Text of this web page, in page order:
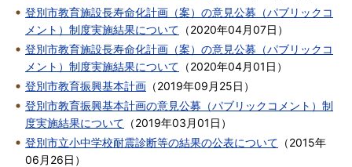
登別市教育施設長寿命化計画（案）の意見公募（パブリックコ
メント）制度実施結果について （2020年04月07日 ）
登別市教育施設長寿命化計画（案）の意見公募（パブリックコ
メント）制度実施結果について （2020年04月01日 ）
登別市教育振興基本計画 （2019年09月25日 ）
登別市教育振興基本計画の意見公募（パブリックコメント）制
度実施結果について （2019年03月01日 ）
登別市立小中学校耐震診断等の結果の公表について （2015年
06月26日 ）